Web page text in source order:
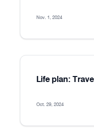
Nov. 1, 2024
Life plan:
Oct. 29, 2024